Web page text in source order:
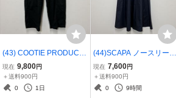
(43) COOTIE PRODUCTI
ONS クーティー 2 Tuck E
asy Pants ブラック S コ
ットン ツータック イージ
現在 9,800円
＋送料900円
0
1日
(44)SCAPA ノースリーブ
ワンピース 72253-1-1067
1E クリアタイプライター
ワンピース 40 ネイビー
現在 7,600円
＋送料900円
0
9時間